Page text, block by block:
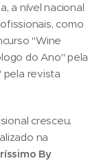
a nível nacional
como
"Wine
do Ano" pela
pela revista
cresceu,
na
By